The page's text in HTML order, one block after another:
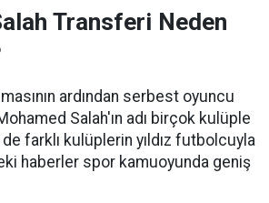
Transferi Neden
ardından serbest oyuncu
Salah'ın adı birçok kulüple
de farklı kulüplerin yıldız futbolcuyla
haberler spor kamuoyunda geniş